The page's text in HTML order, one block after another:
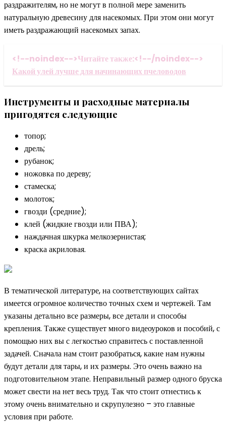
раздражителям, но не могут в полной мере заменить
натуральную древесину для насекомых. При этом они могут
иметь раздражающий насекомых запах.
<!--noindex-->Читайте также:<!--/noindex-->
Какой улей лучше для начинающих пчеловодов
Инструменты и расходные материалы
пригодятся следующие
топор;
дрель;
рубанок;
ножовка по дереву;
стамеска;
молоток;
гвозди (средние);
клей (жидкие гвозди или ПВА);
наждачная шкурка мелкозернистая;
краска акриловая.
В тематической литературе, на соответствующих сайтах
имеется огромное количество точных схем и чертежей. Там
указаны детально все размеры, все детали и способы
крепления. Также существует много видеоуроков и пособий, с
помощью них вы с легкостью справитесь с поставленной
задачей. Сначала нам стоит разобраться, какие нам нужны
будут детали для тары, и их размеры. Это очень важно на
подготовительном этапе. Неправильный размер одного бруска
может свести на нет весь труд. Так что стоит отнестись к
этому очень внимательно и скрупулезно – это главные
условия при работе.